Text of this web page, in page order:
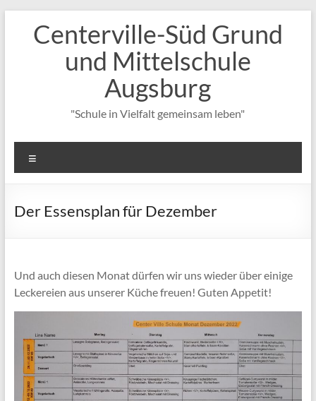
springenCenterville-Süd Grund
und Mittelschule
Augsburg
"Schule in Vielfalt gemeinsam leben"
Der Essensplan für Dezember
Und auch diesen Monat dürfen wir uns wieder über einige
Leckereien aus unserer Küche freuen! Guten Appetit!